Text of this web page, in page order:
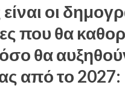
είναι οι
που θα
θα
από το 2027: